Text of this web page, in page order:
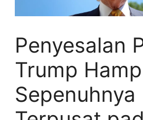
Penyesalan
Trump
Sepenuhnya